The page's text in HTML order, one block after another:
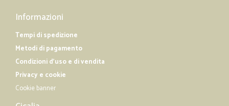
Informazioni
Tempi di spedizione
Metodi di pagamento
Condizioni d'uso e di vendita
Privacy e cookie
Cookie banner